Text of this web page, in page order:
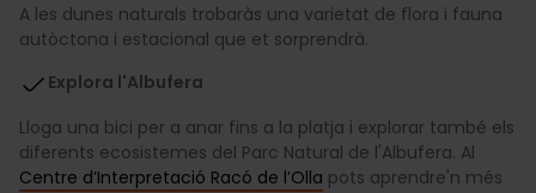
A les dunes naturals trobaràs una varietat de flora i fauna
autòctona i estacional que et sorprendrà.
Explora l'Albufera
Lloga una bici per a anar fins a la platja i explorar també els
diferents ecosistemes del Parc Natural de l'Albufera. Al
Centre d’Interpretació Racó de l’Olla pots aprendre'n més